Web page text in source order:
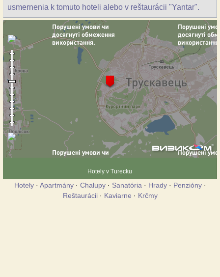
usmernenia k tomuto hoteli alebo v reštaurácii "Yantar".
Hotely v Turecku
Hotely· Apartmány· Chalupy· Sanatória · Hrady· Penzióny·
Reštaurácii· Kaviarne · Krčmy